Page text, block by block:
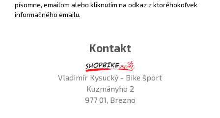
písomne, emailom alebo kliknutím na odkaz z ktoréhokoľvek
informačného emailu.
Kontakt
Vladimír Kysucký - Bike šport
Kuzmányho 2
977 01, Brezno